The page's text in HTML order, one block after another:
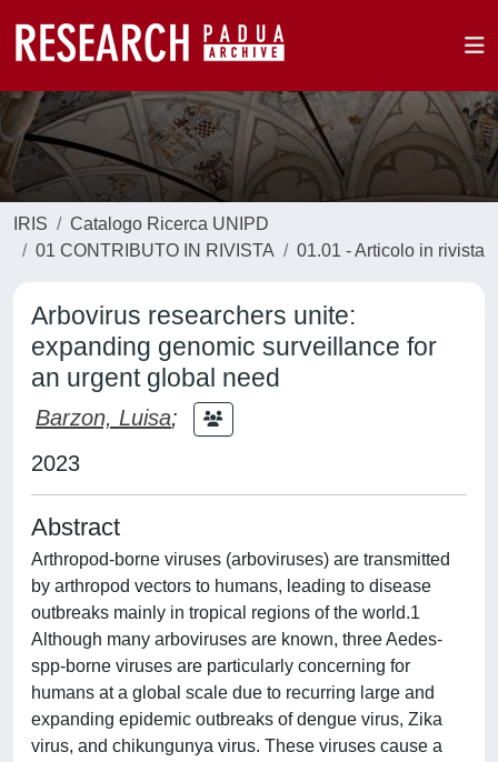
IRIS
Catalogo Ricerca UNIPD
01 CONTRIBUTO IN RIVISTA
01.01 - Articolo in rivista
Arbovirus researchers unite:
expanding genomic surveillance for
an urgent global need
Barzon, Luisa;
2023
Abstract
Arthropod-borne viruses (arboviruses) are transmitted
by arthropod vectors to humans, leading to disease
outbreaks mainly in tropical regions of the world.1
Although many arboviruses are known, three Aedes-
spp-borne viruses are particularly concerning for
humans at a global scale due to recurring large and
expanding epidemic outbreaks of dengue virus, Zika
virus, and chikungunya virus. These viruses cause a